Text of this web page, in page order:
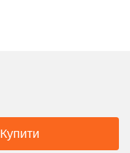
Купити